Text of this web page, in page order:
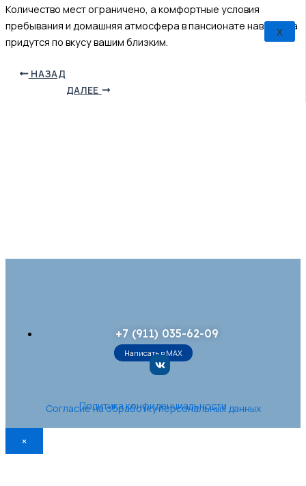
X
Количество мест ограничено, а комфортные условия
пребывания и домашняя атмосфера в пансионате наверняка
придутся по вкусу вашим близким.
НАЗАД
ДАЛЕЕ
+7 (911) 035-62-09
Написать в MAX
Политика конфиденциальности
Согласие на обработку персональных данных
×